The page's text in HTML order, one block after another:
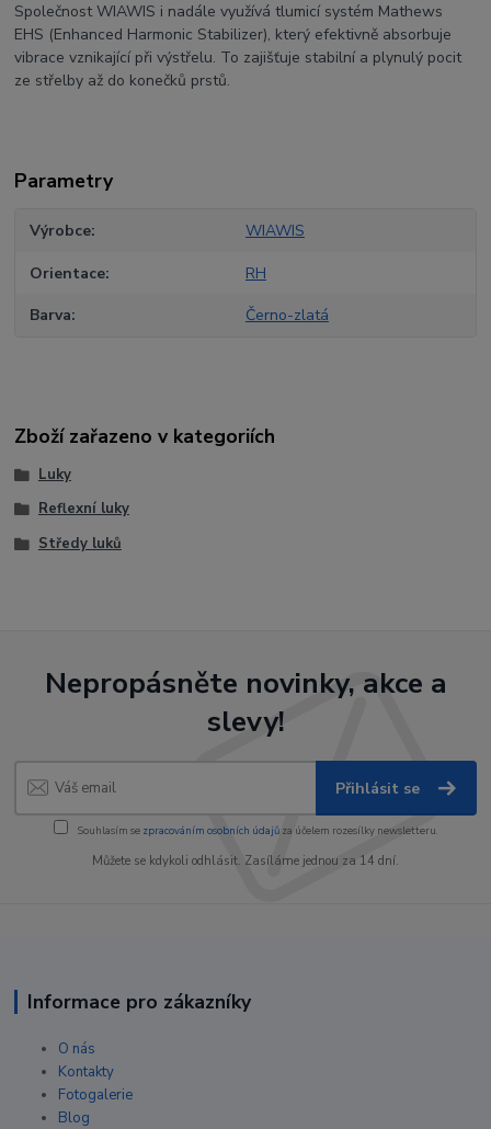
Společnost WIAWIS i nadále využívá tlumicí systém Mathews
EHS (Enhanced Harmonic Stabilizer), který efektivně absorbuje
vibrace vznikající při výstřelu. To zajišťuje stabilní a plynulý pocit
ze střelby až do konečků prstů.
Parametry
Výrobce WIAWIS
Orientace RH
Barva Černo-zlatá
Zboží zařazeno v kategoriích
Luky
Reflexní luky
Středy luků
Nepropásněte novinky, akce a
slevy!
Přihlásit se
Souhlasím se zpracováním osobních údajůza účelem rozesílky newsletteru.
Můžete se kdykoli odhlásit. Zasíláme jednou za 14 dní.
Informace pro zákazníky
O nás
Kontakty
Fotogalerie
Blog